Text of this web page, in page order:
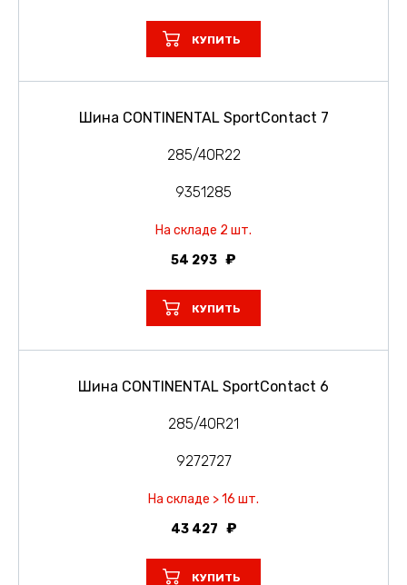
КУПИТЬ
Шина CONTINENTAL SportContact 7
285/40R22
9351285
На складе 2 шт.
54 293
КУПИТЬ
Шина CONTINENTAL SportContact 6
285/40R21
9272727
На складе > 16 шт.
43 427
КУПИТЬ